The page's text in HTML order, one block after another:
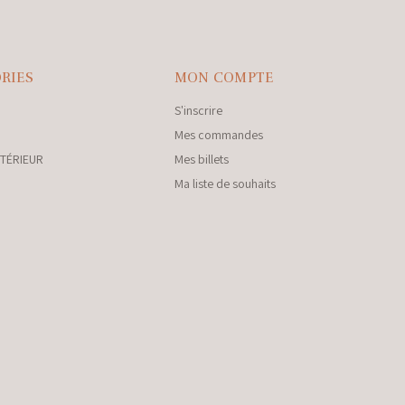
MON COMPTE
S'inscrire
Mes commandes
Mes billets
Ma liste de souhaits